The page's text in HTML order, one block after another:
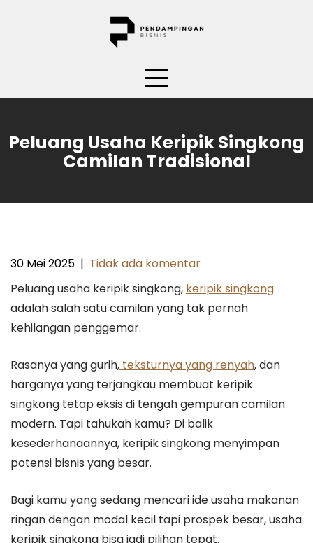
Peluang Usaha Keripik Singkong
Camilan Tradisional
30 Mei 2025 | Tidak ada komentar
Peluang usaha keripik singkong, keripik singkong
adalah salah satu camilan yang tak pernah
kehilangan penggemar.
Rasanya yang gurih, teksturnya yang renyah, dan
harganya yang terjangkau membuat keripik
singkong tetap eksis di tengah gempuran camilan
modern. Tapi tahukah kamu? Di balik
kesederhanaannya, keripik singkong menyimpan
potensi bisnis yang besar.
Bagi kamu yang sedang mencari ide usaha makanan
ringan dengan modal kecil tapi prospek besar, usaha
keripik singkong bisa jadi pilihan tepat.